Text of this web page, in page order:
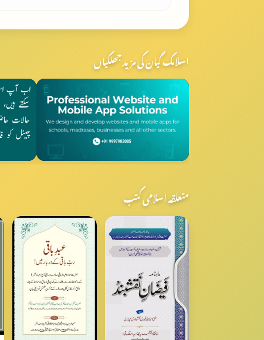
اسلامک گیان کی مزید جھلکیاں
متعلقہ اسلامی کتب